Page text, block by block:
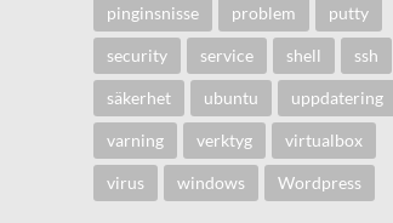
pinginsnisse problem putty
security service shell ssh
säkerhet ubuntu uppdatering
varning verktyg virtualbox
virus windows Wordpress